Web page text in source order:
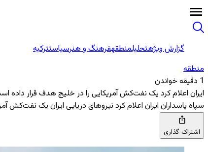
گزارش ویژهتحلیلمنطقهفرهنگ و هنرسیاستترکیه
منطقه‌
1 دقیقه خواندن
ایران اعلام کرد یک نفت‌کش آمریکایی را در خلیج هدف قرار داده
سپاه پاسداران ایران اعلام کرد نیروهای دریایی ایران یک
اشتراک گذاری